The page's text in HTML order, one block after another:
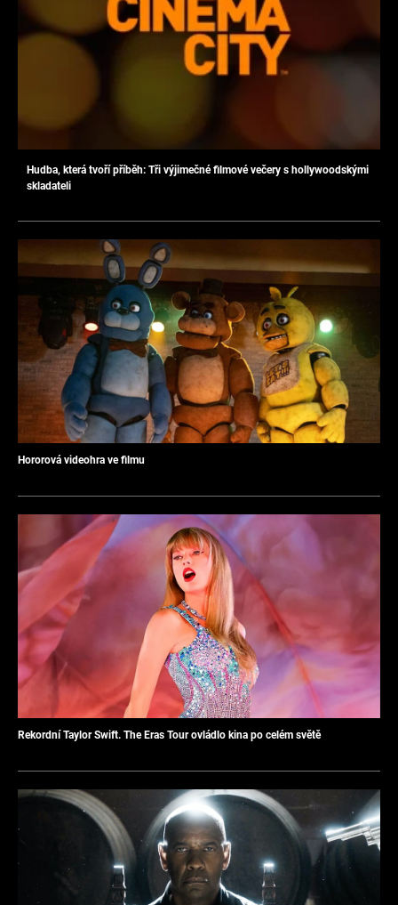
Hudba, která tvoří příběh: Tři výjimečné filmové večery s hollywoodskými
skladateli
Hororová videohra ve filmu
Rekordní Taylor Swift. The Eras Tour ovládlo kina po celém světě